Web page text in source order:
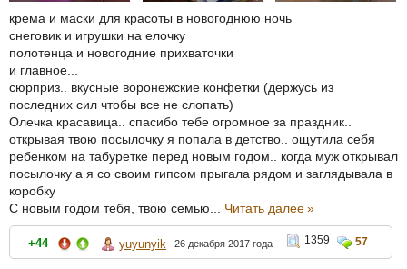
крема и маски для красоты в новогоднюю ночь
снеговик и игрушки на елочку
полотенца и новогодние прихваточки
и главное...
сюрприз.. вкусные воронежские конфетки (держусь из
последних сил чтобы все не слопать)
Олечка красавица.. спасибо тебе огромное за праздник..
открывая твою посылочку я попала в детство.. ощутила себя
ребенком на табуретке перед новым годом.. когда муж открывал
посылочку а я со своим гипсом прыгала рядом и заглядывала в
коробку
С новым годом тебя, твою семью... Читать далее»
+44 yuyunyik 26 декабря 2017 года 1359 57